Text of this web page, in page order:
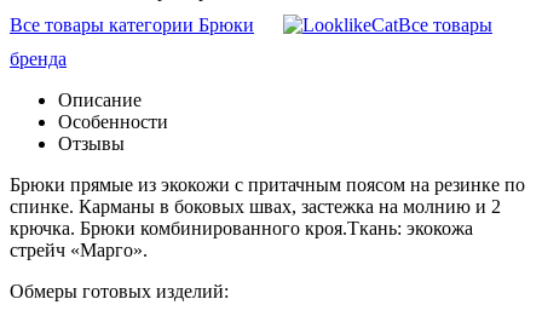
Все товары категории Брюки
Все товары
бренда
Описание
Особенности
Отзывы
Брюки прямые из экокожи с притачным поясом на резинке по
спинке. Карманы в боковых швах, застежка на молнию и 2
крючка. Брюки комбинированного кроя.Ткань: экокожа
стрейч «Марго».
Обмеры готовых изделий: